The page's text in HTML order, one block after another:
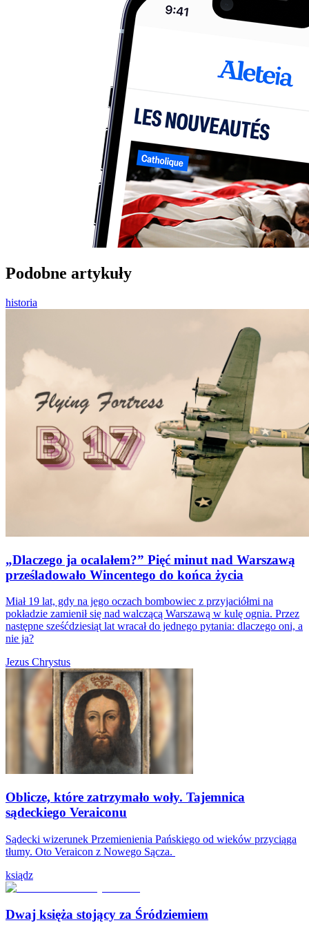
Podobne artykuły
historia
„Dlaczego ja ocalałem?” Pięć minut nad Warszawą
prześladowało Wincentego do końca życia
Miał 19 lat, gdy na jego oczach bombowiec z przyjaciółmi na
pokładzie zamienił się nad walczącą Warszawą w kulę ognia. Przez
następne sześćdziesiąt lat wracał do jednego pytania: dlaczego oni, a
nie ja?
Jezus Chrystus
Oblicze, które zatrzymało woły. Tajemnica
sądeckiego Veraiconu
Sądecki wizerunek Przemienienia Pańskiego od wieków przyciąga
tłumy. Oto Veraicon z Nowego Sącza.
ksiądz
Dwaj księża stojący za Śródziemiem